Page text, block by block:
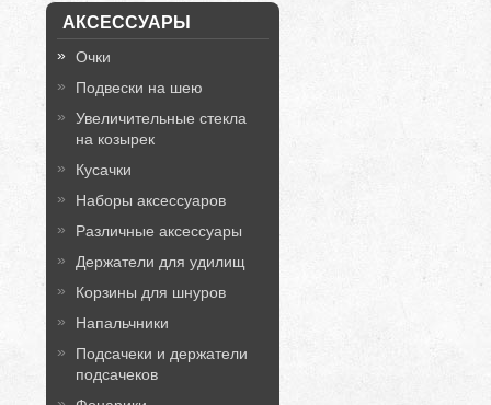
АКСЕССУАРЫ
Очки
Подвески на шею
Увеличительные стекла
на козырек
Кусачки
Наборы аксессуаров
Различные аксессуары
Держатели для удилищ
Корзины для шнуров
Напальчники
Подсачеки и держатели
подсачеков